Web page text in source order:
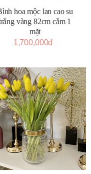
hoa mộc lan cao su
vàng 82cm cắm 1
mặt
1,700,000đ